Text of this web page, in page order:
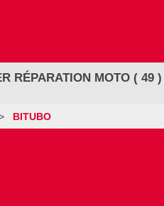
RÉPARATION MOTO ( 49 )
BITUBO